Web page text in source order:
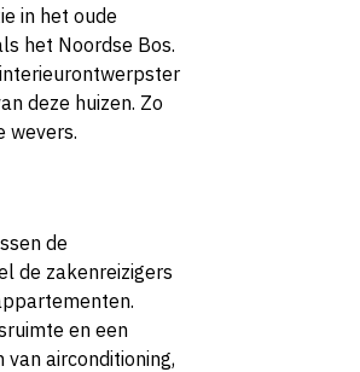
in het oude
het Noordse Bos.
deze huizen. Zo
wevers.
de
de zakenreizigers
en een
airconditioning,